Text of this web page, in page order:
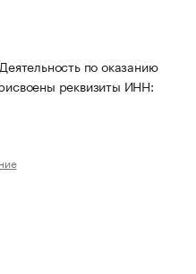
по оказанию
реквизиты ИНН: